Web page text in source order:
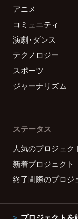
アニメ
コミュニティ
演劇・ダンス
テクノロジー
スポーツ
ジャーナリズム
ステータス
人気のプロジェク
新着プロジェクト
終了間際のプロジ